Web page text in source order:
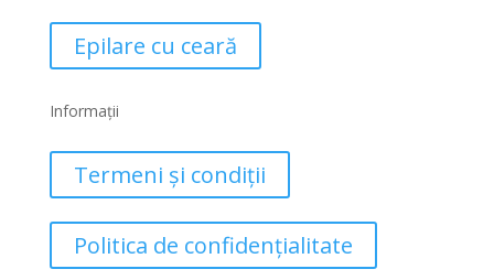
Epilare cu ceară
Informații
Termeni și condiții
Politica de confidențialitate